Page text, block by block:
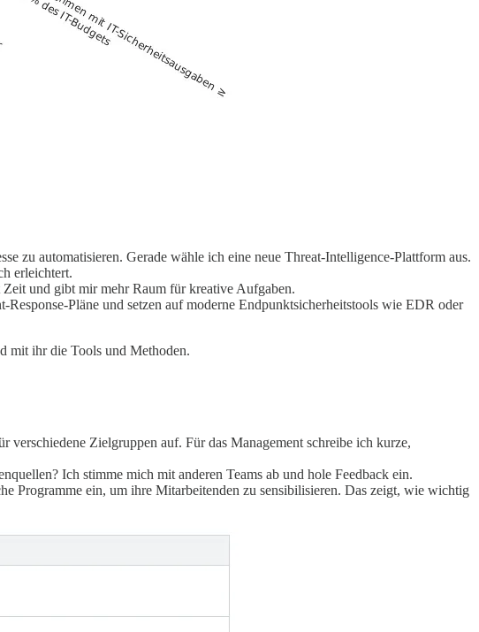
zu automatisieren. Gerade wähle ich eine neue Threat-Intelligence-Plattform aus.
erleichtert.
und gibt mir mehr Raum für kreative Aufgaben.
Pläne und setzen auf moderne Endpunktsicherheitstools wie EDR oder
mit ihr die Tools und Methoden.
Zielgruppen auf. Für das Management schreibe ich kurze,
Ich stimme mich mit anderen Teams ab und hole Feedback ein.
Programme ein, um ihre Mitarbeitenden zu sensibilisieren. Das zeigt, wie wichtig